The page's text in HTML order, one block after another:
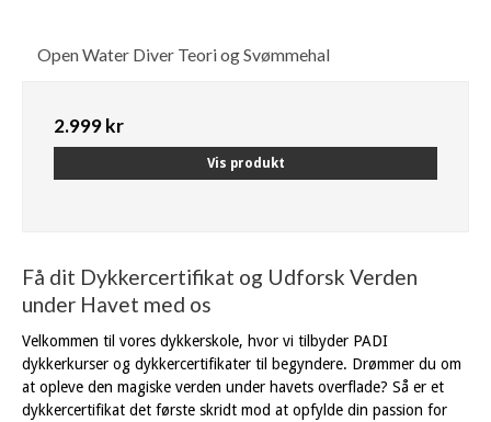
Open Water Diver Teori og Svømmehal
2.999 kr
Vis produkt
Få dit Dykkercertifikat og Udforsk Verden
under Havet med os
Velkommen til vores dykkerskole, hvor vi tilbyder PADI
dykkerkurser og dykkercertifikater til begyndere. Drømmer du om
at opleve den magiske verden under havets overflade? Så er et
dykkercertifikat det første skridt mod at opfylde din passion for